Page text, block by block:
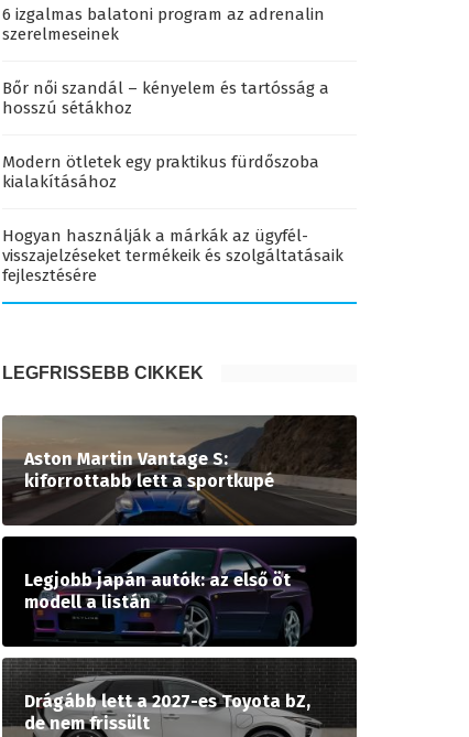
6 izgalmas balatoni program az adrenalin
szerelmeseinek
Bőr női szandál – kényelem és tartósság a
hosszú sétákhoz
Modern ötletek egy praktikus fürdőszoba
kialakításához
Hogyan használják a márkák az ügyfél-
visszajelzéseket termékeik és szolgáltatásaik
fejlesztésére
LEGFRISSEBB CIKKEK
Aston Martin Vantage S:
kiforrottabb lett a sportkupé
Legjobb japán autók: az első öt
modell a listán
Drágább lett a 2027-es Toyota bZ,
de nem frissült